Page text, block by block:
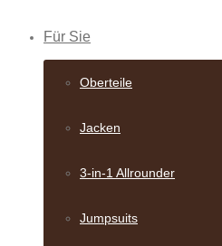
Für Sie
Oberteile
Jacken
3-in-1 Allrounder
Jumpsuits